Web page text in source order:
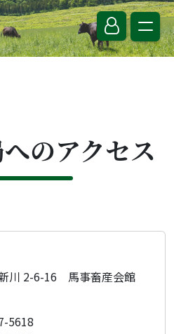
のアクセス
川 2-6-16 馬事畜産会館
5618